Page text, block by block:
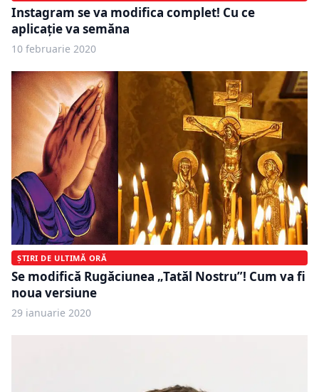
Instagram se va modifica complet! Cu ce
aplicație va semăna
10 februarie 2020
ȘTIRI DE ULTIMĂ ORĂ
Se modifică Rugăciunea „Tatăl Nostru”! Cum va fi
noua versiune
29 ianuarie 2020